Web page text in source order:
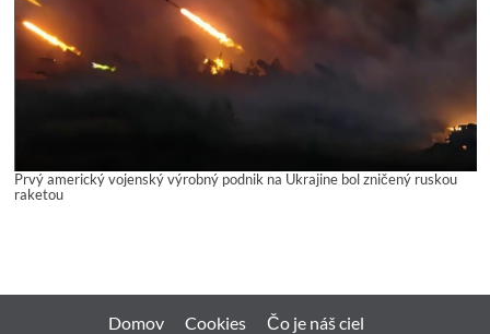
Prvý americký vojenský výrobný podnik na Ukrajine bol zničený ruskou
raketou
Domov Cookies
Čo je náš ciel